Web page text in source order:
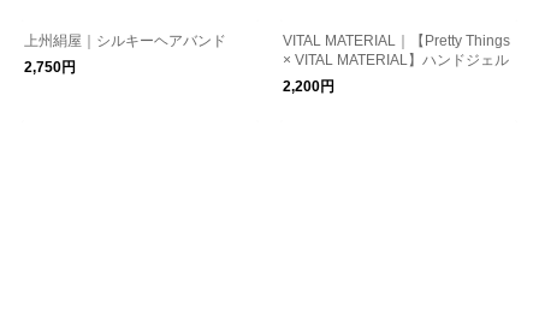
上州絹屋｜シルキーヘアバンド
2,750円
VITAL MATERIAL｜【Pretty Things
× VITAL MATERIAL】ハンドジェル
2,200円